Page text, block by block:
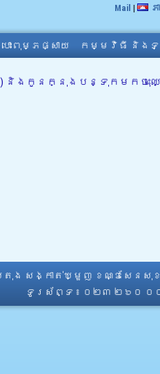
Mail | ភ
បោះពុម្ភផ្សាយ កម្មវិធី និងទ
ងកូនក្នុងបន្ទុកមកចុះឈ្មោ
តុង សង្កាត់ឃ្មួញ ខណ្ឌសែនសុខ
ទូរស័ព្ទ ៖ ០២៣ ២៦០